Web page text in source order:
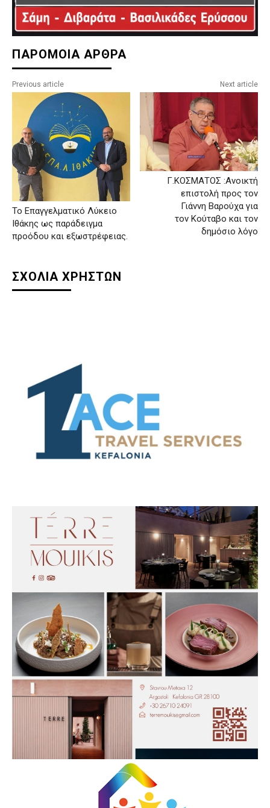
ΠΑΡΟΜΟΙΑ ΑΡΘΡΑ
Previous article
Το Επαγγελματικό Λύκειο
Ιθάκης ως παράδειγμα
προόδου και εξωστρέφειας.
Next article
Γ.ΚΟΣΜΑΤΟΣ :Ανοικτή
επιστολή προς τον
Γιάννη Βαρούχα για
τον Κούταβο και τον
δημόσιο λόγο
ΣΧΟΛΙΑ ΧΡΗΣΤΩΝ